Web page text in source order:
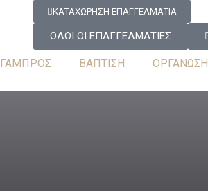
ΚΑΤΑΧΩΡΗΣΗ ΕΠΑΓΓΕΛΜΑΤΙΑ
ΟΛΟΙ ΟΙ ΕΠΑΓΓΕΛΜΑΤΙΕΣ
ΓΑΜΠΡΟΣ ΒΑΠΤΙΣΗ ΟΡΓΑΝΩΣΗ